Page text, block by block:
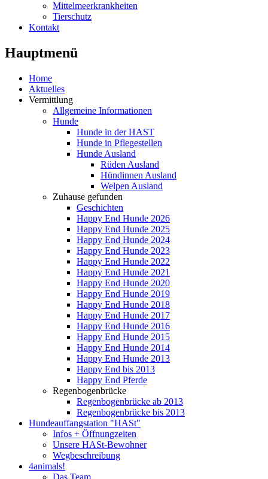
Mittelmeerkrankheiten
Tierschutz
Kontakt
Hauptmenü
Home
Aktuelles
Vermittlung
Allgemeine Informationen
Hunde
Hunde in der HAST
Hunde in Pflegestellen
Hunde Ausland
Rüden Ausland
Hündinnen Ausland
Welpen Ausland
Zuhause gefunden
Geschichten
Happy End Hunde 2026
Happy End Hunde 2025
Happy End Hunde 2024
Happy End Hunde 2023
Happy End Hunde 2022
Happy End Hunde 2021
Happy End Hunde 2020
Happy End Hunde 2019
Happy End Hunde 2018
Happy End Hunde 2017
Happy End Hunde 2016
Happy End Hunde 2015
Happy End Hunde 2014
Happy End Hunde 2013
Happy End bis 2013
Happy End Pferde
Regenbogenbrücke
Regenbogenbrücke ab 2013
Regenbogenbrücke bis 2013
Hundeauffangstation "HASt"
Infos + Öffnungzeiten
Unsere HASt-Bewohner
Wegbeschreibung
4animals!
Das Team